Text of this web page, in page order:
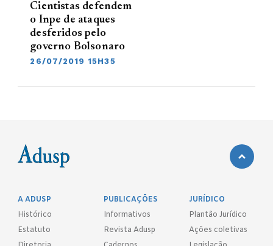
Cientistas defendem
o Inpe de ataques
desferidos pelo
governo Bolsonaro
26/07/2019 15H35
A ADUSP
Histórico
Estatuto
PUBLICAÇÕES
Informativos
Revista Adusp
JURÍDICO
Plantão Jurídico
Ações coletivas